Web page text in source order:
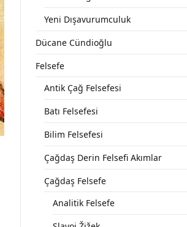
Yeni Dışavurumculuk
Dücane Cündioğlu
Felsefe
Antik Çağ Felsefesi
Batı Felsefesi
Bilim Felsefesi
Çağdaş Derin Felsefi Akımlar
Çağdaş Felsefe
Analitik Felsefe